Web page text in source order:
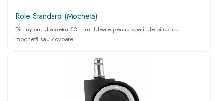
Role Standard (Mochetă)
Din nylon, diametru 50 mm. Ideale pentru spații de birou cu
mochetă sau covoare.